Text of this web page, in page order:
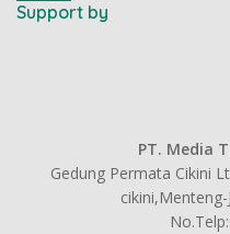
Support by
PT. Media
Gedung Permata Cikini